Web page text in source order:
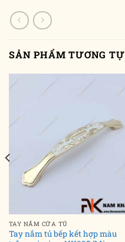
SẢN PHẨM TƯƠNG TỰ
TAY NẮM CỬA TỦ
Tay nắm tủ bếp kết hợp màu